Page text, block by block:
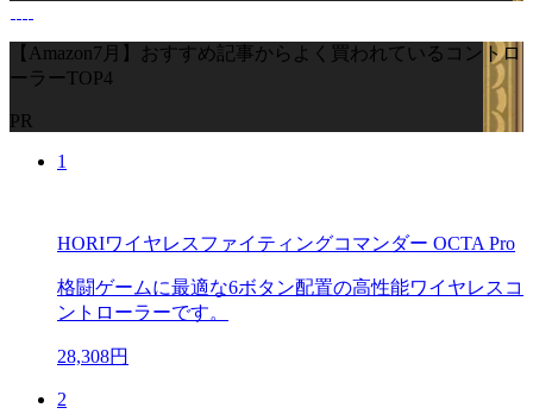
【Amazon7月】おすすめ記事からよく買われているコントロ
ーラーTOP4
PR
1
HORIワイヤレスファイティングコマンダー OCTA Pro
格闘ゲームに最適な6ボタン配置の高性能ワイヤレスコ
ントローラーです。
28,308円
2